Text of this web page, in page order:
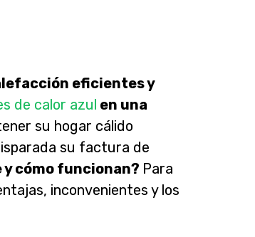
eficientes y
de calor azul en una
su hogar cálido
su factura de
cómo funcionan? Para
inconvenientes y los